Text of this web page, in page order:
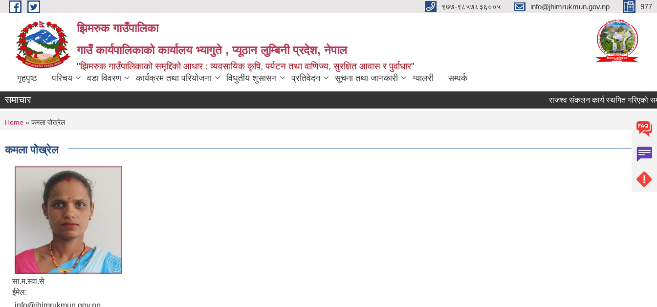
Skip to main content ९७७-९८५७८३६००५ info@jhimrukmun.gov.np 977
झिमरुक गाउँपालिका
गाउँ कार्यपालिकाको कार्यालय भ्यागुते , प्यूठान लुम्बिनी प्रदेश, नेपाल
"झिमरुक गाउँपालिकाको समृद्दिको आधार : व्यवसायिक कृषि, पर्यटन तथा वाणिज्य, सुरक्षित आवास र पुर्वाधार"
गृहपृष्ठ परिचय वडा विवरण कार्यक्रम तथा परियोजना विधुतीय शुसासन प्रतिवेदन सूचना तथा जानकारी ग्यालरी सम्पर्क
समाचार राजश्व संकलन कार्य स्थगित गरिएको
You are here
Home » कमला पोख्रेल
कमला पोख्रेल
सा.म.स्वा.से
ईमेल:
info@jhimrukmun.gov.np